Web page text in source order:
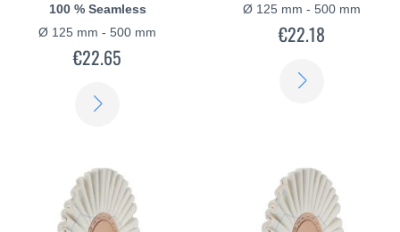
100 % Seamless
Ø 125 mm - 500 mm
€22.65
Ø 125 mm - 500 mm
€22.18